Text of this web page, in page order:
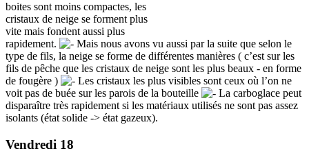
boites sont moins compactes, les
cristaux de neige se forment plus
vite mais fondent aussi plus
rapidement.
Mais nous avons vu aussi par la suite que selon le
type de fils, la neige se forme de différentes manières ( c’est sur les
fils de pêche que les cristaux de neige sont les plus beaux - en forme
de fougère )
Les cristaux les plus visibles sont ceux où l’on ne
voit pas de buée sur les parois de la bouteille
La carboglace peut
disparaître très rapidement si les matériaux utilisés ne sont pas assez
isolants (état solide -> état gazeux).
Vendredi 18